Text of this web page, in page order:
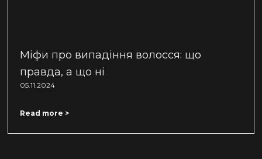
Міфи про випадіння волосся: що
правда, а що ні
05.11.2024
Read more >